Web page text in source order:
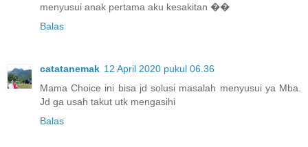
menyusui anak pertama aku kesakitan ��
Balas
catatanemak 12 April 2020 pukul 06.36
Mama Choice ini bisa jd solusi masalah menyusui ya Mba.
Jd ga usah takut utk mengasihi
Balas